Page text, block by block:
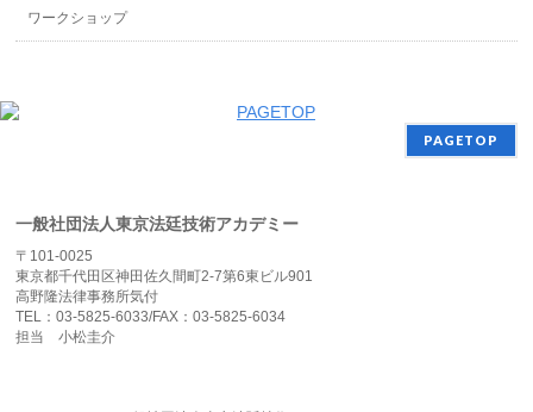
ワークショップ
PAGETOP
一般社団法人東京法廷技術アカデミー
〒101-0025
東京都千代田区神田佐久間町2-7第6東ビル901
高野隆法律事務所気付
TEL：03-5825-6033/FAX：03-5825-6034
担当 小松圭介